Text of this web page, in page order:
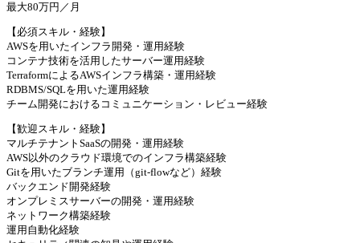
最大80万円／月
【必須スキル・経験】
AWSを用いたインフラ開発・運用経験
コンテナ技術を活用したサーバー運用経験
TerraformによるAWSインフラ構築・運用経験
RDBMS/SQLを用いた運用経験
チーム開発におけるコミュニケーション・レビュー経験
【歓迎スキル・経験】
マルチテナントSaaSの開発・運用経験
AWS以外のクラウド環境でのインフラ構築経験
Gitを用いたブランチ運用（git-flowなど）経験
バックエンド開発経験
オンプレミスサーバーの開発・運用経験
ネットワーク構築経験
運用自動化経験